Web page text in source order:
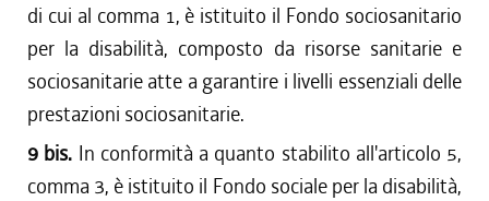
di cui al comma 1, è istituito il Fondo sociosanitario
per la disabilità, composto da risorse sanitarie e
sociosanitarie atte a garantire i livelli essenziali delle
prestazioni sociosanitarie.
9 bis. In conformità a quanto stabilito all'articolo 5,
comma 3, è istituito il Fondo sociale per la disabilità,